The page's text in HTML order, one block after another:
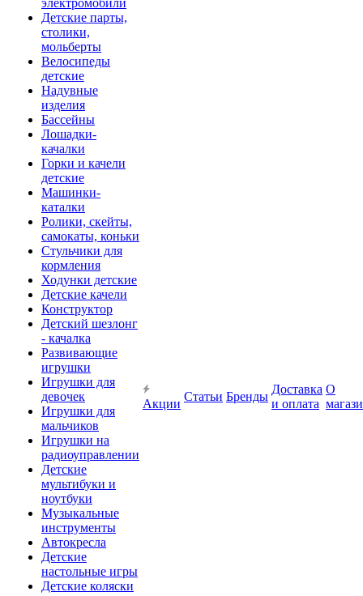
электромобили
Детские парты,
столики,
мольберты
Велосипеды
детские
Надувные
изделия
Бассейны
Лошадки-
качалки
Горки и качели
детские
Машинки-
каталки
Ролики, скейты,
самокаты, коньки
Стульчики для
кормления
Ходунки детские
Детские качели
Конструктор
Детский шезлонг
- качалка
Развивающие
игрушки
Игрушки для
девочек
Игрушки для
мальчиков
Игрушки на
радиоуправлении
Детские
мультибуки и
ноутбуки
Музыкальные
инструменты
Автокресла
Детские
настольные игры
Детские коляски
Акции
Статьи Бренды
Доставка
и оплата
О